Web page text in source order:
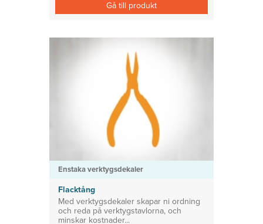
Gå till produkt
Enstaka verktygsdekaler
Flacktång
Med verktygsdekaler skapar ni ordning
och reda på verktygstavlorna, och
minskar kostnader...